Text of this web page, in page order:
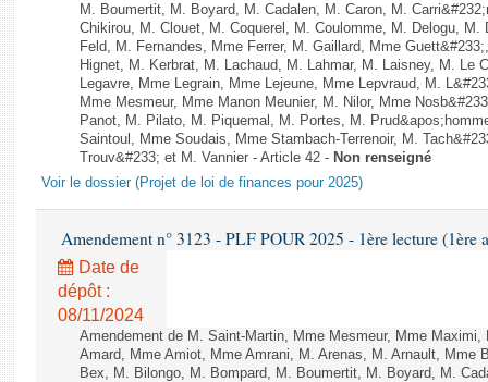
M. Boumertit, M. Boyard, M. Cadalen, M. Caron, M.
Chikirou, M. Clouet, M. Coquerel, M. Coulomme, M. Delogu, M.
Feld, M. Fernandes, Mme Ferrer, M. Gaillard, Mme
Hignet, M. Kerbrat, M. Lachaud, M. Lahmar, M. Laisney, M. Le
Legavre, Mme Legrain, Mme Lejeune, Mme Lepvraud, M.
Mme Mesmeur, Mme Manon Meunier, M. Nilor, Mme
Panot, M. Pilato, M. Piquemal, M. Portes, M.
Saintoul, Mme Soudais, Mme Stambach-Terrenoir, M.
Trouv&#233; et M. Vannier - Article 42 - Non renseigné
Voir le dossier (Projet de loi de finances pour 2025)
Amendement n° 3123 - PLF POUR 2025 - 1ère lecture (1ère
Date de
dépôt :
08/11/2024
Amendement de M. Saint-Martin, Mme Mesmeur, Mme
Amard, Mme Amiot, Mme Amrani, M. Arenas, M. Arnault, Mme
Bex, M. Bilongo, M. Bompard, M. Boumertit, M. Boyard, M.